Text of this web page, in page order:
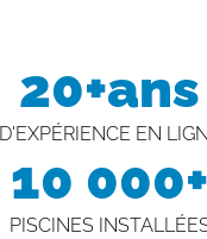
20+ans
D'EXPÉRIENCE EN
10 000+
PISCINES